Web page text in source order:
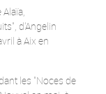
d'Angelin
à Aix en
les "Noces de